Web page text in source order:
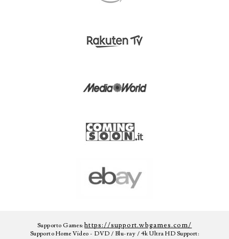
Supporto Games:https://support.wbgames.com/
Supporto Home Video - DVD / Blu-ray / 4k Ultra HD Support: